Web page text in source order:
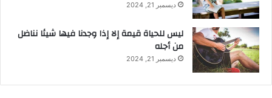
ديسمبر 21, 2024
ليس للحياة قيمة إلا إذا وجدنا فيها شيئا نناضل
من أجله
ديسمبر 21, 2024